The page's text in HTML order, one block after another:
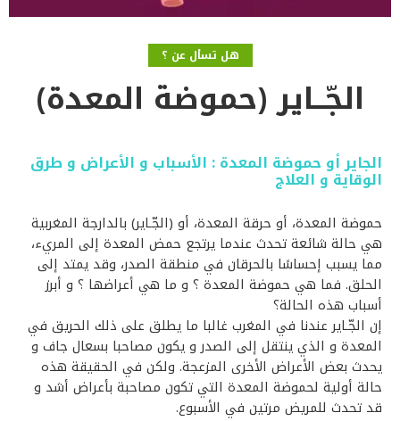
هل تسأل عن ؟
الجّــاير (حموضة المعدة)
الجاير أو حموضة المعدة : الأسباب و الأعراض و طرق
الوقاية و العلاج
حموضة المعدة، أو حرقة المعدة، أو (الجّـاير) بالدارجة المغربية
هي حالة شائعة تحدث عندما يرتجع حمض المعدة إلى المريء،
مما يسبب إحساسًا بالحرقان في منطقة الصدر، وقد يمتد إلى
الحلق. فما هي حموضة المعدة ؟ و ما هي أعراضها ؟ و أبرز
أسباب هذه الحالة؟
إن الجّـاير عندنا في المغرب غالبا ما يطلق على ذلك الحريق في
المعدة و الذي ينتقل إلى الصدر و يكون مصاحبا بسعال جاف و
يحدث بعض الأعراض الأخرى المزعجة. ولكن في الحقيقة هذه
حالة أولية لحموضة المعدة التي تكون مصاحبة بأعراض أشد و
قد تحدث للمريض مرتين في الأسبوع.